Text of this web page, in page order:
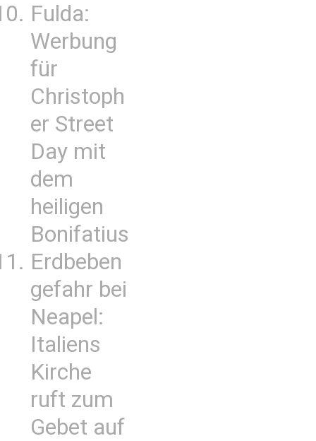
Fulda:
Werbung
für
Christoph
er Street
Day mit
dem
heiligen
Bonifatius
Erdbeben
gefahr bei
Neapel:
Italiens
Kirche
ruft zum
Gebet auf